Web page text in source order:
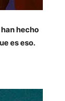
hecho
es eso.